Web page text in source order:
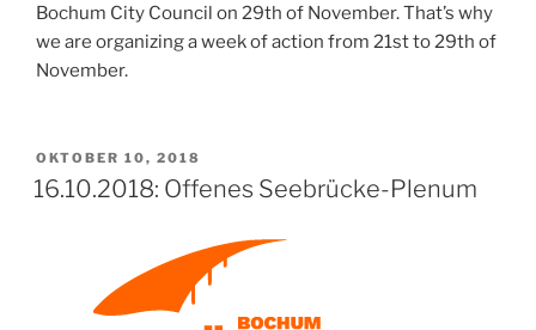
Bochum City Council on 29th of November. That’s why
we are organizing a week of action from 21st to 29th of
November.
VERÖFFENTLICHT
AM
OKTOBER 10, 2018
16.10.2018: Offenes Seebrücke-Plenum